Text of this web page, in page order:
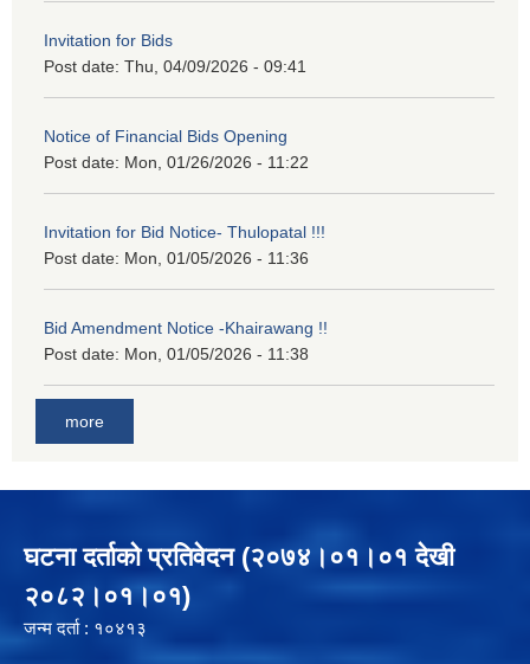
Invitation for Bids
Post date: Thu, 04/09/2026 - 09:41
Notice of Financial Bids Opening
Post date: Mon, 01/26/2026 - 11:22
Invitation for Bid Notice- Thulopatal !!!
Post date: Mon, 01/05/2026 - 11:36
Bid Amendment Notice -Khairawang !!
Post date: Mon, 01/05/2026 - 11:38
more
घटना दर्ताको प्रतिवेदन (२०७४।०१।०१ देखी
२०८२।०१।०१)
जन्म दर्ता : १०४१३